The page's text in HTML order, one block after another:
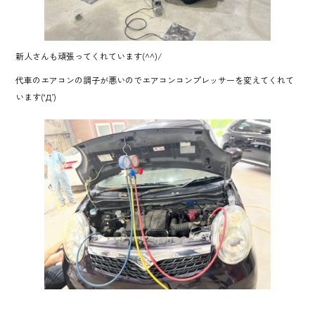
新人さんも頑張ってくれています(^^)/
代車のエアコンの調子が悪いのでエアコンコンプレッサーを変えてくれて
います(‘Д’)